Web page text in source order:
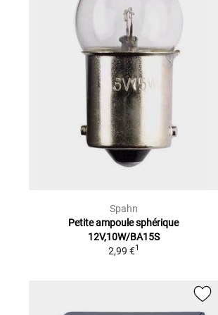
Spahn
Petite ampoule sphérique
12V,10W/BA15S
2,99 €1